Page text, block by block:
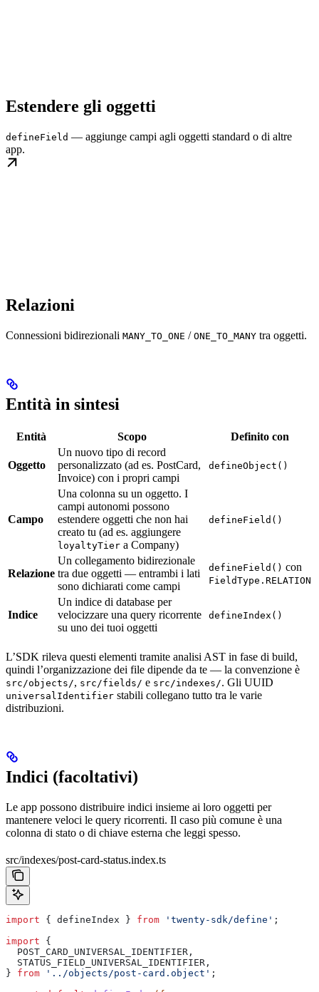
Estendere gli oggetti
defineField — aggiunge campi agli oggetti standard o di altre
app.
Relazioni
Connessioni bidirezionali MANY_TO_ONE / ONE_TO_MANY tra oggetti.
Entità in sintesi
Entità Scopo Definito con
Oggetto
Un nuovo tipo di record
personalizzato (ad es. PostCard,
Invoice) con i propri campi
defineObject()
Campo
Una colonna su un oggetto. I
campi autonomi possono
estendere oggetti che non hai
creato tu (ad es. aggiungere
loyaltyTier a Company)
defineField()
Relazione
Un collegamento bidirezionale
tra due oggetti — entrambi i lati
sono dichiarati come campi
defineField() con
FieldType.RELATION
Indice
Un indice di database per
velocizzare una query ricorrente
su uno dei tuoi oggetti
defineIndex()
L’SDK rileva questi elementi tramite analisi AST in fase di build,
quindi l’organizzazione dei file dipende da te — la convenzione è
src/objects/, src/fields/ e src/indexes/. Gli UUID
universalIdentifier stabili collegano tutto tra le varie
distribuzioni.
Indici (facoltativi)
Le app possono distribuire indici insieme ai loro oggetti per
mantenere veloci le query ricorrenti. Il caso più comune è una
colonna di stato o di chiave esterna che leggi spesso.
src/indexes/post-card-status.index.ts
import { defineIndex } from 'twenty-sdk/define' ;
import {
  POST_CARD_UNIVERSAL_IDENTIFIER
,
  STATUS_FIELD_UNIVERSAL_IDENTIFIER
,
} from '../objects/post-card.object' ;